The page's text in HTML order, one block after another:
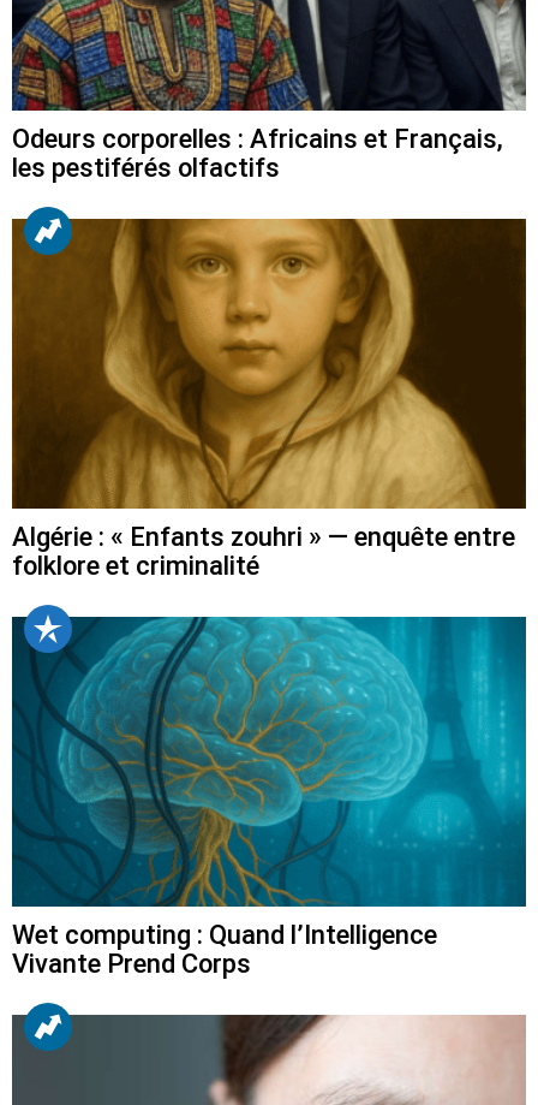
Odeurs corporelles : Africains et Français,
les pestiférés olfactifs
Algérie : « Enfants zouhri » — enquête entre
folklore et criminalité
Wet computing : Quand l’Intelligence
Vivante Prend Corps